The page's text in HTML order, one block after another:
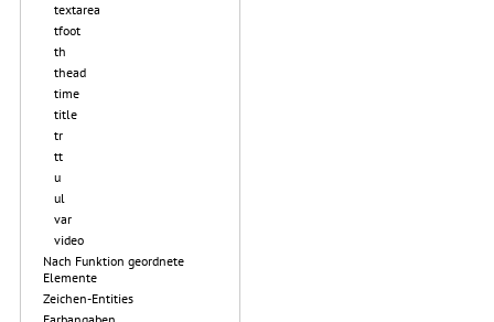
textarea
tfoot
th
thead
time
title
tr
tt
u
ul
var
video
Nach Funktion geordnete
Elemente
Zeichen-Entities